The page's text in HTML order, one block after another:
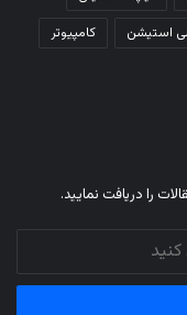
استیشن
کامپیوتر
را دریافت نمایید.